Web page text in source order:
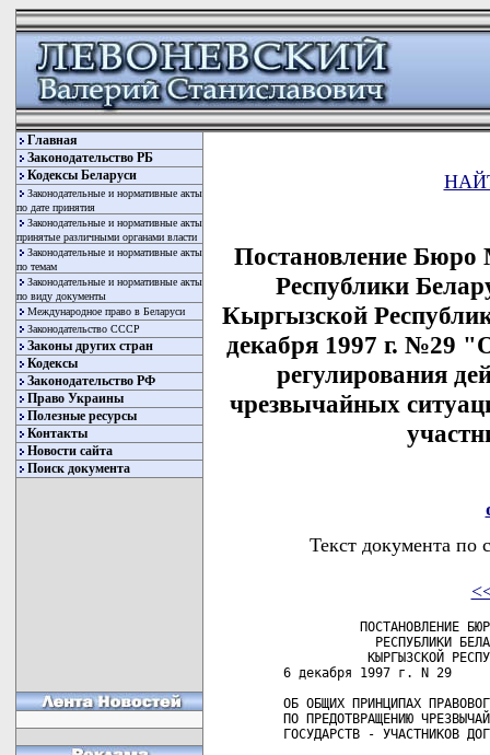
Главная
Законодательство РБ
Кодексы Беларуси
Законодательные и нормативные акты
по дате принятия
Законодательные и нормативные акты
принятые различными органами власти
Законодательные и нормативные акты
по темам
Законодательные и нормативные акты
по виду документы
Международное право в Беларуси
Законодательство СССР
Законы других стран
Кодексы
Законодательство РФ
Право Украины
Полезные ресурсы
Контакты
Новости сайта
Поиск документа
Постановление Бюро
Республики
Кыргызской
декабря 1997 г. №29
регулирования
чрезвычайных
Текст документа по
ПОСТАНОВЛЕНИЕ
РЕСПУБЛИКИ
КЫРГЫЗСКОЙ
6 декабря 1997 г. N
ОБ ОБЩИХ ПРИНЦИПАХ
ПО ПРЕДОТВРАЩЕНИЮ
ГОСУДАРСТВ - УЧАСТНИКОВ